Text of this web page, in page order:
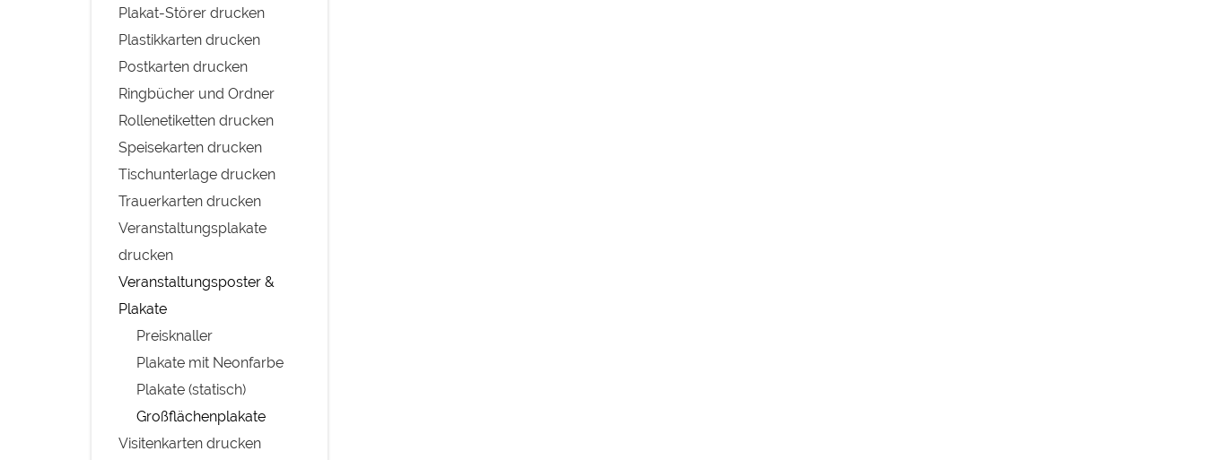
Plakat-Störer drucken
Plastikkarten drucken
Postkarten drucken
Ringbücher und Ordner
Rollenetiketten drucken
Speisekarten drucken
Tischunterlage drucken
Trauerkarten drucken
Veranstaltungsplakate
drucken
Veranstaltungsposter &
Plakate
Preisknaller
Plakate mit Neonfarbe
Plakate (statisch)
Großflächenplakate
Visitenkarten drucken